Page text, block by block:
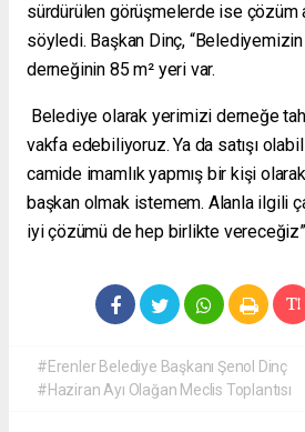
sürdürülen görüşmelerde ise çözüm
söyledi. Başkan Dinç,
derneğinin 85 m² yeri var.
Belediye olarak yerimizi derneğe
vakfa edebiliyoruz. Ya da satışı
camide imamlık yapmış bir kişi
başkan olmak istemem. Alanla ilgili
iyi çözümü de hep birlikte
#Erenler Belediye Başkanı Şenol Dinç
#Haziran Ayı Olağan Meclis Toplantısı